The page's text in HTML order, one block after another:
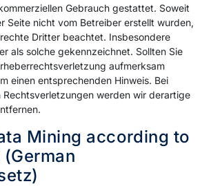
Gebrauch gestattet. Soweit
Seite nicht vom Betreiber erstellt wurden,
Dritter beachtet. Insbesondere
als solche gekennzeichnet. Sollten Sie
aufmerksam
einen entsprechenden Hinweis. Bei
Rechtsverletzungen werden wir derartige
Mining according to